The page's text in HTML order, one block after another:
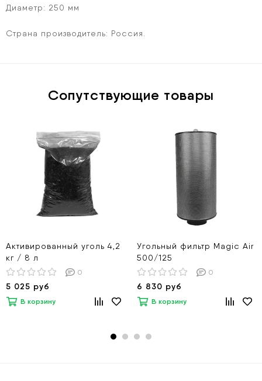
Диаметр: 250 мм
Страна производитель: Россия.
Сопутствующие товары
Активированный уголь 4,2
кг / 8 л
0
5 025 руб
В корзину
Угольный фильтр Magic Air
500/125
0
6 830 руб
В корзину